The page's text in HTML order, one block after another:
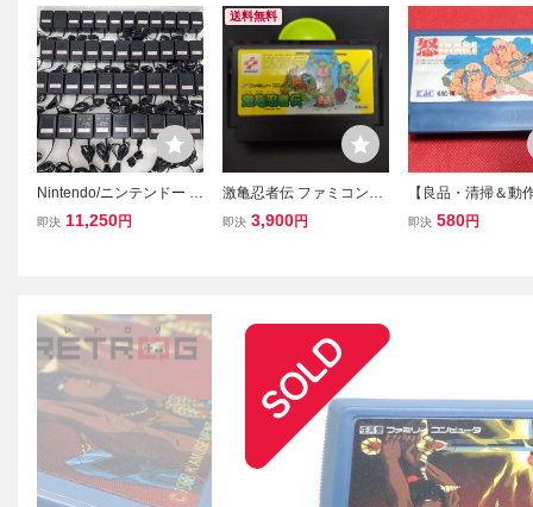
Nintendo/ニンテンドー フ
ァミコン・スーファミ 純
即決 11,250円
送料無料
激亀忍者伝 ファミコンソ
フト FC KONAMI ファミ
即決 3,900円
【良品・清掃＆動
済】FC ファミコ
即決 580円